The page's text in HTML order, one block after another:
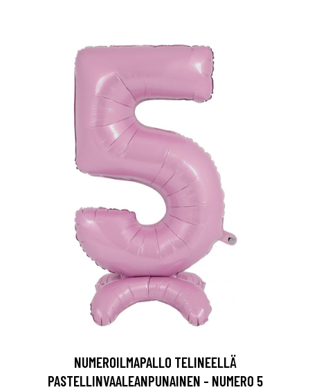
NUMEROILMAPALLO TELINEELLÄ
PASTELLINVAALEANPUNAINEN - NUMERO 5